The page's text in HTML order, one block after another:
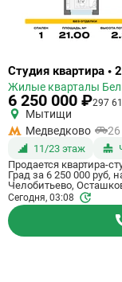
Ссылка
квартиру
Студия квартира •
Жилые кварталы
6 250 000 ₽297
Мытищи
Медведково
11/23 этаж
Продается квартира-
Град за 6 250 000
Челобитьево,
сдается в 3 квартале
машине от станции
квартиры - 21 кв. м.
назовите его когда
Сегодня, 03:08